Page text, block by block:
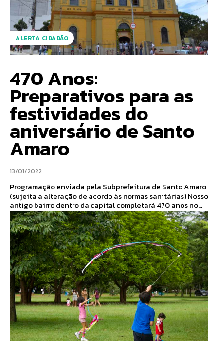
ALERTA CIDADÃO
470 Anos:
Preparativos para as
festividades do
aniversário de Santo
Amaro
13/01/2022
Programação enviada pela Subprefeitura de Santo Amaro
(sujeita a alteração de acordo às normas sanitárias) Nosso
antigo bairro dentro da capital completará 470 anos no...